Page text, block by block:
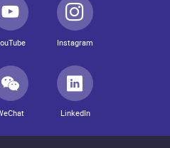
Instagram
LinkedIn